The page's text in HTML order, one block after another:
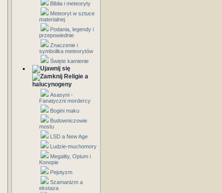
Biblia i meteoryty
Meteoryt w sztuce
materialnej
Podania, legendy i
przepowiednie
Znaczenie i
symbolika meteorytów
Święte kamienie
Religie a
halucynogeny
Asasyni -
Fanatyczni mordercy
Bogini maku
Budowniczowie
mostu
LSD a New Age
Ludzie-muchomory
Megality, Opium i
Konopie
Pejotyzm
Szamanizm a
ekstaza